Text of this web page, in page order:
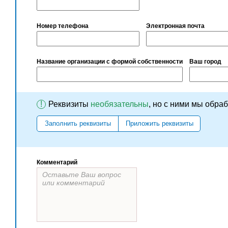
Номер телефона Электронная почта
Название организации с формой собственности Ваш город
! Реквизиты необязательны, но с ними мы
Заполнить реквизиты Приложить реквизиты
Комментарий